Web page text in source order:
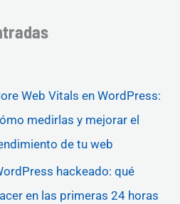
Web Vitals en WordPress:
medirlas y mejorar el
de tu web
hackeado: qué
en las primeras 24 horas